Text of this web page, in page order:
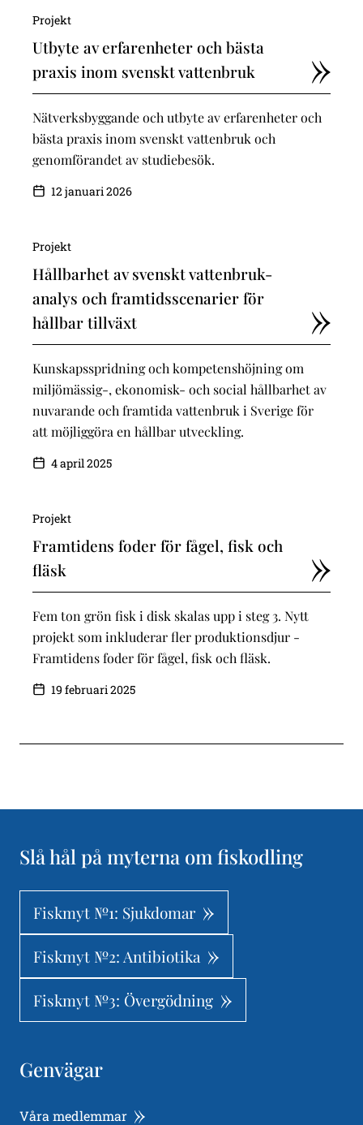
Projekt
Utbyte av erfarenheter och bästa
praxis inom svenskt vattenbruk
Nätverksbyggande och utbyte av erfarenheter och
bästa praxis inom svenskt vattenbruk och
genomförandet av studiebesök.
12 januari 2026
Projekt
Hållbarhet av svenskt vattenbruk-
analys och framtidsscenarier för
hållbar tillväxt
Kunskapsspridning och kompetenshöjning om
miljömässig-, ekonomisk- och social hållbarhet av
nuvarande och framtida vattenbruk i Sverige för
att möjliggöra en hållbar utveckling.
4 april 2025
Projekt
Framtidens foder för fågel, fisk och
fläsk
Fem ton grön fisk i disk skalas upp i steg 3. Nytt
projekt som inkluderar fler produktionsdjur -
Framtidens foder för fågel, fisk och fläsk.
19 februari 2025
Slå hål på myterna om fiskodling
Fiskmyt №1: Sjukdomar
Fiskmyt №2: Antibiotika
Fiskmyt №3: Övergödning
Genvägar
Våra medlemmar